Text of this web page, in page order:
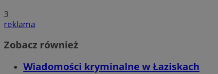
3
reklama
Zobacz również
Wiadomości kryminalne w Łaziskach